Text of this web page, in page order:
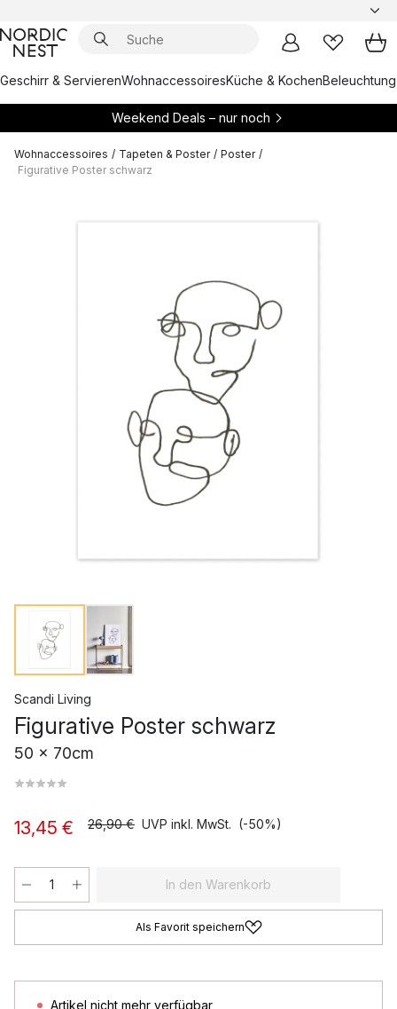
Geschirr & ServierenWohnaccessoiresKüche & KochenBeleuchtung
Weekend Deals – nur noch
Wohnaccessoires / Tapeten & Poster / Poster /
Figurative Poster schwarz
Scandi Living
Figurative Poster schwarz
50 x 70cm
13,45 € 26,90 € UVP inkl. MwSt. (-50%)
In den Warenkorb
Als Favorit speichern
Artikel nicht mehr verfügbar